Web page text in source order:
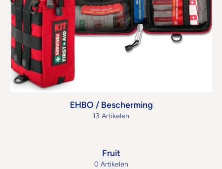
EHBO / Bescherming
13 Artikelen
Fruit
0 Artikelen